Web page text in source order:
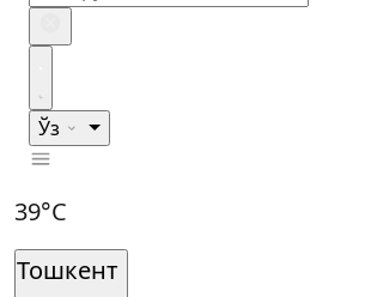
Ўз
39°C
Тошкент